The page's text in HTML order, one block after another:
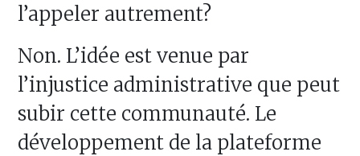
l’appeler autrement?
Non. L’idée est venue par
l’injustice administrative que peut
subir cette communauté. Le
développement de la plateforme